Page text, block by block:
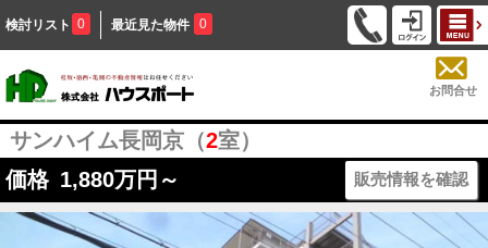
検討リスト 0 最近見た物件 0
お問合せ
サンハイム長岡京（2室）
価格 1,880万円～ 販売情報を確認